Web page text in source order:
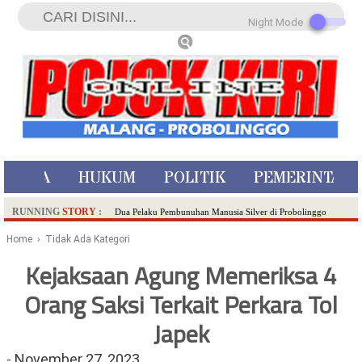
HUKUM POLITIK
RUNNING STORY : Dua Pelaku Pembunuhan Manusia Silver di Probolinggo
Literasi Melalui LASKAR JODA, Usung Filosofi Gelar Sehelai
Tikar
Ambulance Dari Berbagai Daerah Padati Kota Wisata Batu
Hadirkan Tujuh Sapta Pesona Wisata di Amfiteater, Mikutopia
Buka Rekrutmen Karyawan,Berikut Kualifikasinya
Home › Tidak Ada Kategori
Kejaksaan Agung Memeriksa 4
Orang Saksi Terkait Perkara Tol
Japek
Night Mode